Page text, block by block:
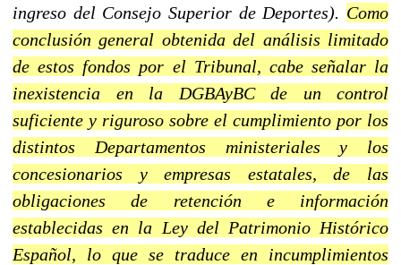
ingreso del Consejo Superior de Deportes). Como
conclusión general obtenida del análisis limitado
de estos fondos por el Tribunal, cabe señalar la
inexistencia en la DGBAyBC de un control
suficiente y riguroso sobre el cumplimiento por los
distintos Departamentos ministeriales y los
concesionarios y empresas estatales, de las
obligaciones de retención e información
establecidas en la Ley del Patrimonio Histórico
Español, lo que se traduce en incumplimientos